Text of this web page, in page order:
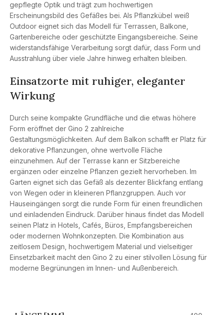
gepflegte Optik und trägt zum hochwertigen
Erscheinungsbild des Gefäßes bei. Als Pflanzkübel weiß
Outdoor eignet sich das Modell für Terrassen, Balkone,
Gartenbereiche oder geschützte Eingangsbereiche. Seine
widerstandsfähige Verarbeitung sorgt dafür, dass Form und
Ausstrahlung über viele Jahre hinweg erhalten bleiben.
Einsatzorte mit ruhiger, eleganter
Wirkung
Durch seine kompakte Grundfläche und die etwas höhere
Form eröffnet der Gino 2 zahlreiche
Gestaltungsmöglichkeiten. Auf dem Balkon schafft er Platz für
dekorative Pflanzungen, ohne wertvolle Fläche
einzunehmen. Auf der Terrasse kann er Sitzbereiche
ergänzen oder einzelne Pflanzen gezielt hervorheben. Im
Garten eignet sich das Gefäß als dezenter Blickfang entlang
von Wegen oder in kleineren Pflanzgruppen. Auch vor
Hauseingängen sorgt die runde Form für einen freundlichen
und einladenden Eindruck. Darüber hinaus findet das Modell
seinen Platz in Hotels, Cafés, Büros, Empfangsbereichen
oder modernen Wohnkonzepten. Die Kombination aus
zeitlosem Design, hochwertigem Material und vielseitiger
Einsetzbarkeit macht den Gino 2 zu einer stilvollen Lösung für
moderne Begrünungen im Innen- und Außenbereich.